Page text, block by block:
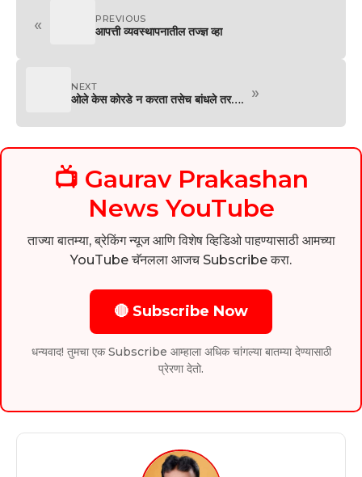
« PREVIOUS
आपत्ती व्यवस्थापनातील तज्ज्ञ व्हा
NEXT
ओले केस कोरडे न करता तसेच बांधले तर…. »
📺 Gaurav Prakashan
News YouTube
ताज्या बातम्या, ब्रेकिंग न्यूज आणि विशेष व्हिडिओ पाहण्यासाठी आमच्या
YouTube चॅनलला आजच Subscribe करा.
🔴 Subscribe Now
धन्यवाद! तुमचा एक Subscribe आम्हाला अधिक चांगल्या बातम्या देण्यासाठी
प्रेरणा देतो.